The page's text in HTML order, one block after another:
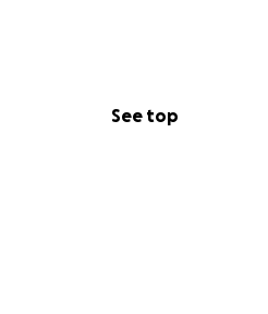
See top